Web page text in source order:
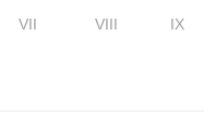
VII
VIII IX